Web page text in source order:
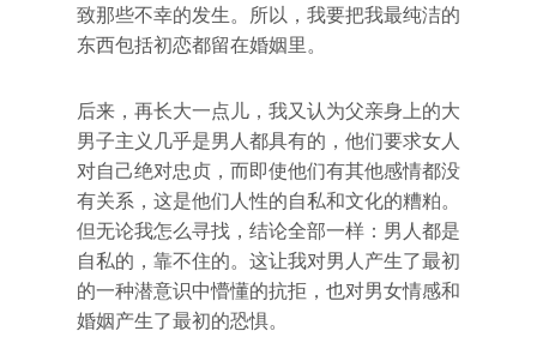
致那些不幸的发生。所以，我要把我最纯洁的
东西包括初恋都留在婚姻里。
后来，再长大一点儿，我又认为父亲身上的大
男子主义几乎是男人都具有的，他们要求女人
对自己绝对忠贞，而即使他们有其他感情都没
有关系，这是他们人性的自私和文化的糟粕。
但无论我怎么寻找，结论全部一样：男人都是
自私的，靠不住的。这让我对男人产生了最初
的一种潜意识中懵懂的抗拒，也对男女情感和
婚姻产生了最初的恐惧。